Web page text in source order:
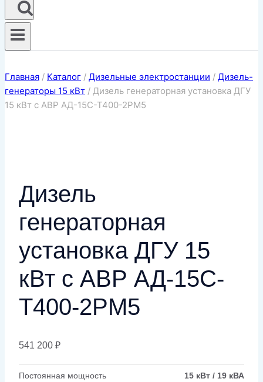
Главная / Каталог / Дизельные электростанции / Дизель-
генераторы 15 кВт / Дизель генераторная установка ДГУ
15 кВт с АВР АД-15С-Т400-2РМ5
Дизель
генераторная
установка ДГУ 15
кВт с АВР АД-15С-
Т400-2РМ5
541 200 ₽
Постоянная мощность 15 кВт / 19 кВА